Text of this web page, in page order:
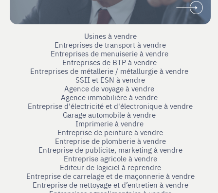
Usines à vendre
Entreprises de transport à vendre
Entreprises de menuiserie à vendre
Entreprises de BTP à vendre
Entreprises de métallerie / métallurgie à vendre
SSII et ESN à vendre
Agence de voyage à vendre
Agence immobilière à vendre
Entreprise d'électricité et d'électronique à vendre
Garage automobile à vendre
Imprimerie à vendre
Entreprise de peinture à vendre
Entreprise de plomberie à vendre
Entreprise de publicite, marketing à vendre
Entreprise agricole à vendre
Editeur de logiciel à reprendre
Entreprise de carrelage et de maçonnerie à vendre
Entreprise de nettoyage et d’entretien à vendre